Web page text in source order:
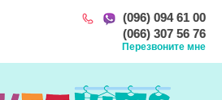
(096) 094 61 00
(066) 307 56 76
Перезвоните мне